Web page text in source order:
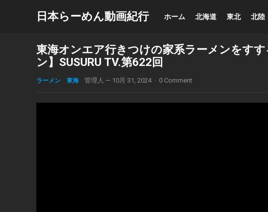
日本らーめん動画紀行 ホーム 北海道 東北 北陸
東海オンエア行きつけの家系ラーメンをす
ン】SUSURU TV.第622回
ラーメン 東海 管理人 — 10月 31, 2024 · 0 Comment